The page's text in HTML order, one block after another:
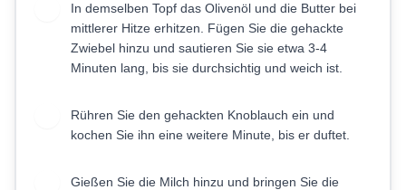
In demselben Topf das Olivenöl und die Butter bei
mittlerer Hitze erhitzen. Fügen Sie die gehackte
Zwiebel hinzu und sautieren Sie sie etwa 3-4
Minuten lang, bis sie durchsichtig und weich ist.
Rühren Sie den gehackten Knoblauch ein und
kochen Sie ihn eine weitere Minute, bis er duftet.
Gießen Sie die Milch hinzu und bringen Sie die